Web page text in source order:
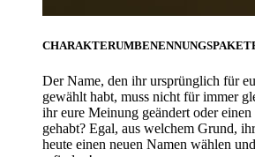
Der Name, den ihr ursprünglich für
gewählt habt, muss nicht für immer
ihr eure Meinung geändert oder einen
gehabt? Egal, aus welchem Grund,
heute einen neuen Namen wählen